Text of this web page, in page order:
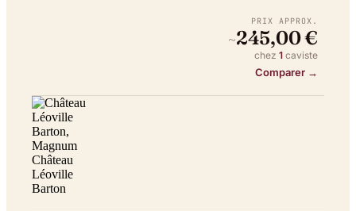
PRIX APPROX.
~245,00 €
chez 1 caviste
Comparer →